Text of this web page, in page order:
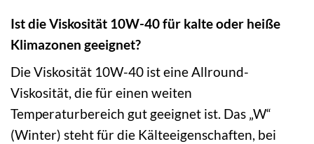
Ist die Viskosität 10W-40 für kalte oder heiße
Klimazonen geeignet?
Die Viskosität 10W-40 ist eine Allround-
Viskosität, die für einen weiten
Temperaturbereich gut geeignet ist. Das „W“
(Winter) steht für die Kälteeigenschaften, bei